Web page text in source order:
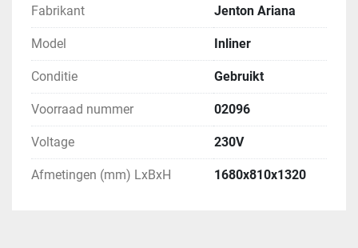
Fabrikant Jenton Ariana
Model Inliner
Conditie Gebruikt
Voorraad nummer 02096
Voltage 230V
Afmetingen (mm) LxBxH 1680x810x1320